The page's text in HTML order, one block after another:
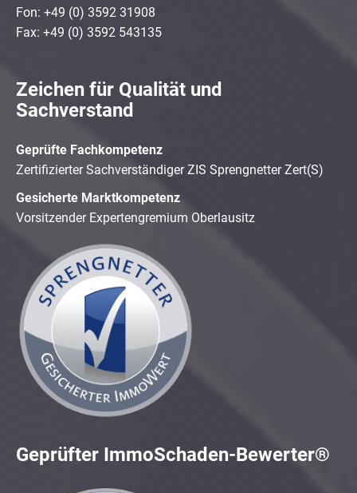
Fon: +49 (0) 3592 31908
Fax: +49 (0) 3592 543135
Zeichen für Qualität und
Sachverstand
Geprüfte Fachkompetenz
Zertifizierter Sachverständiger ZIS Sprengnetter Zert(S)
Gesicherte Marktkompetenz
Vorsitzender Expertengremium Oberlausitz
Geprüfter ImmoSchaden-Bewerter®